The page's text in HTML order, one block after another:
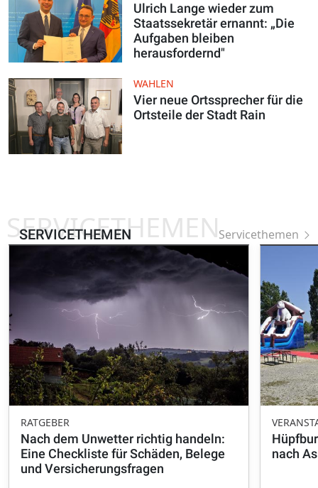
Ulrich Lange wieder zum
Staatssekretär ernannt: „Die
Aufgaben bleiben
herausfordernd"
WAHLEN
Vier neue Ortssprecher für die
Ortsteile der Stadt Rain
SERVICETHEMEN
SERVICETHEMENServicethemen
RATGEBER
Nach dem Unwetter richtig handeln:
Eine Checkliste für Schäden, Belege
und Versicherungsfragen
nach